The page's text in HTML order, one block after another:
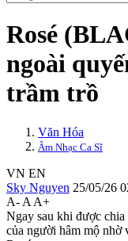
Rosé
ngoài
trầm trồ
Văn Hóa
Âm Nhạc Ca Sĩ
VN EN
Sky Nguyen 25/05/26
A- A A+
Ngay sau khi được chia
của người hâm mộ nhờ